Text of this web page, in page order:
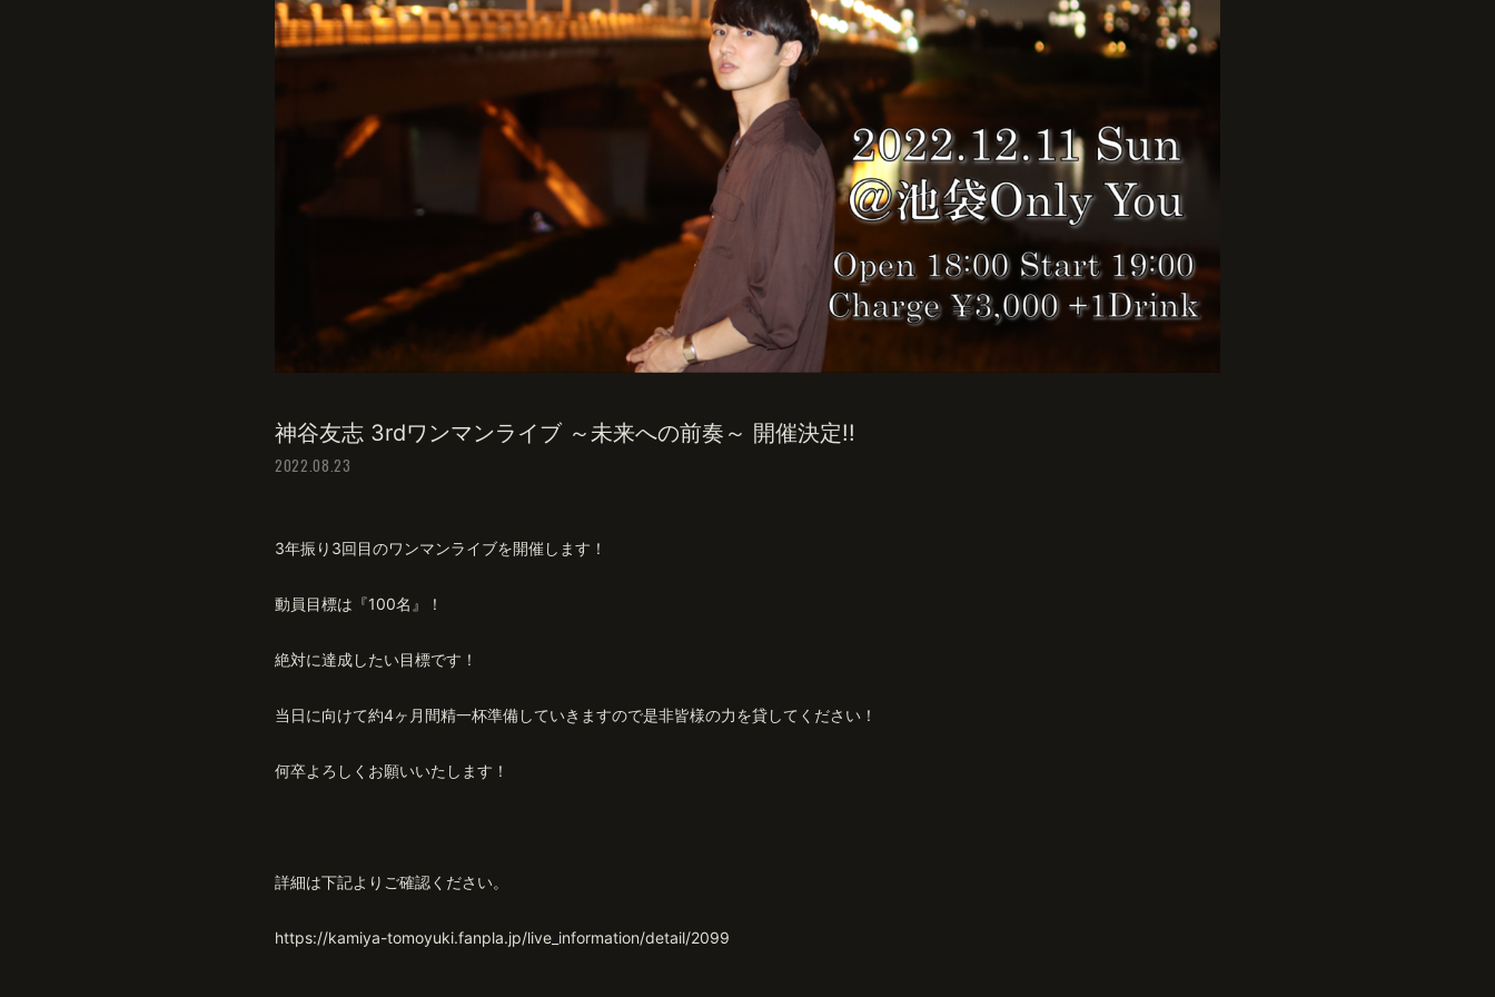
神谷友志 3rdワンマンライブ ～未来への前奏～ 開催決定!!
2022.08.23
3年振り3回目のワンマンライブを開催します！
動員目標は『100名』！
絶対に達成したい目標です！
当日に向けて約4ヶ月間精一杯準備していきますので是非皆様の力を貸してください！
何卒よろしくお願いいたします！
詳細は下記よりご確認ください。
https://kamiya-tomoyuki.fanpla.jp/live_information/detail/2099